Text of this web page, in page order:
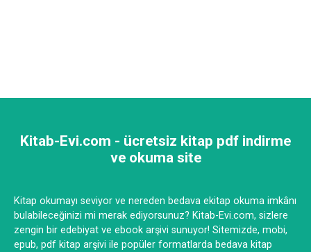
Kitab-Evi.com - ücretsiz kitap pdf indirme
ve okuma site
Kitap okumayı seviyor ve nereden bedava ekitap okuma imkânı
bulabileceğinizi mi merak ediyorsunuz? Kitab-Evi.com, sizlere
zengin bir edebiyat ve ebook arşivi sunuyor! Sitemizde, mobi,
epub, pdf kitap arşivi ile popüler formatlarda bedava kitap